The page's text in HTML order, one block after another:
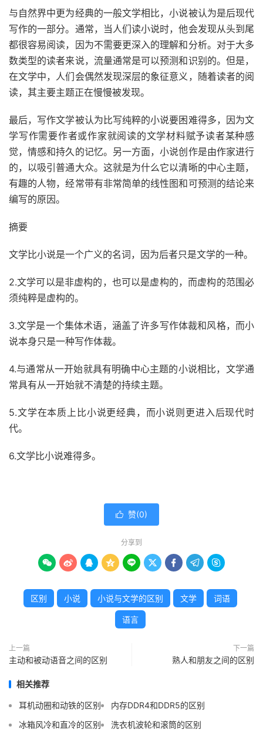
与自然界中更为经典的一般文学相比，小说被认为是后现代
写作的一部分。通常，当人们读小说时，他会发现从头到尾
都很容易阅读，因为不需要更深入的理解和分析。对于大多
数类型的读者来说，流量通常是可以预测和识别的。但是，
在文学中，人们会偶然发现深层的象征意义，随着读者的阅
读，其主要主题正在慢慢被发现。
最后，写作文学被认为比写纯粹的小说要困难得多，因为文
学写作需要作者或作家就阅读的文学材料赋予读者某种感
觉，情感和持久的记忆。另一方面，小说创作是由作家进行
的，以吸引普通大众。这就是为什么它以清晰的中心主题，
有趣的人物，经常带有非常简单的线性图和可预测的结论来
编写的原因。
摘要
文学比小说是一个广义的名词，因为后者只是文学的一种。
2.文学可以是非虚构的，也可以是虚构的，而虚构的范围必
须纯粹是虚构的。
3.文学是一个集体术语，涵盖了许多写作体裁和风格，而小
说本身只是一种写作体裁。
4.与通常从一开始就具有明确中心主题的小说相比，文学通
常具有从一开始就不清楚的持续主题。
5.文学在本质上比小说更经典，而小说则更进入后现代时
代。
6.文学比小说难得多。
 赞(0)
分享到
        
区别 小说 小说与文学的区别 文学 词语
语言
上一篇
主动和被动语音之间的区别
下一篇
熟人和朋友之间的区别
相关推荐
耳机动圈和动铁的区别
内存DDR4和DDR5的区别
冰箱风冷和直冷的区别
洗衣机波轮和滚筒的区别